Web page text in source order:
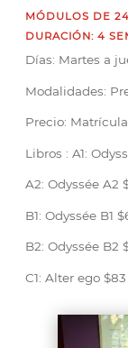
MÓDULOS DE
DURACIÓN: 4
Días: Martes a
Modalidades:
Precio:
Libros : A1:
A2: Odyssée A2
B1: Odyssée B1
B2: Odyssée B2
C1: Alter ego